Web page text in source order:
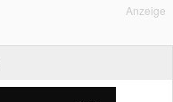
Anzeige